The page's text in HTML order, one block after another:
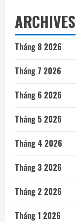
ARCHIVES
Tháng 8 2026
Tháng 7 2026
Tháng 6 2026
Tháng 5 2026
Tháng 4 2026
Tháng 3 2026
Tháng 2 2026
Tháng 1 2026